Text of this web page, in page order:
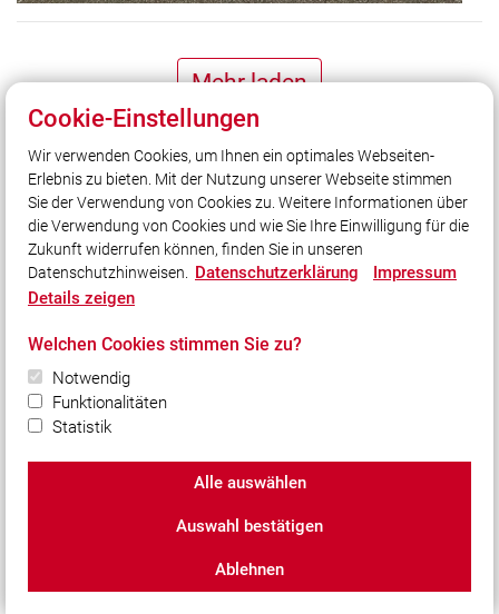
Mehr laden
Unser Leitsatz
Gott zur Ehr, dem Nächsten zur Wehr!
Quicklinks
Kreisfeuerwehrverband Fürstenfeldbruck
Landesfeuerwehrverband Bayern
Auch unterwegs immer auf dem Laufenden bleiben?
Cookie-Einstellungen
Wir verwenden Cookies, um Ihnen ein optimales Webseiten-
Erlebnis zu bieten. Mit der Nutzung unserer Webseite stimmen
Sie der Verwendung von Cookies zu. Weitere Informationen über
die Verwendung von Cookies und wie Sie Ihre Einwilligung für die
Zukunft widerrufen können, finden Sie in unseren
Datenschutzhinweisen. Datenschutzerklärung
Impressum
Details zeigen
Welchen Cookies stimmen Sie zu?
Notwendig
Funktionalitäten
Statistik
Alle auswählen
Auswahl bestätigen
Ablehnen